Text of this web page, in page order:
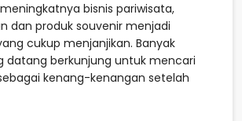
bisnis pariwisata,
dan produk souvenir menjadi
cukup menjanjikan. Banyak
datang berkunjung untuk mencari
kenang-kenangan setelah